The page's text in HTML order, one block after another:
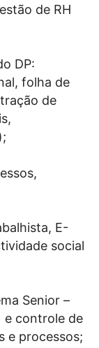
de RH
DP:
folha de
de
E-
social
Senior –
e controle de
e processos;